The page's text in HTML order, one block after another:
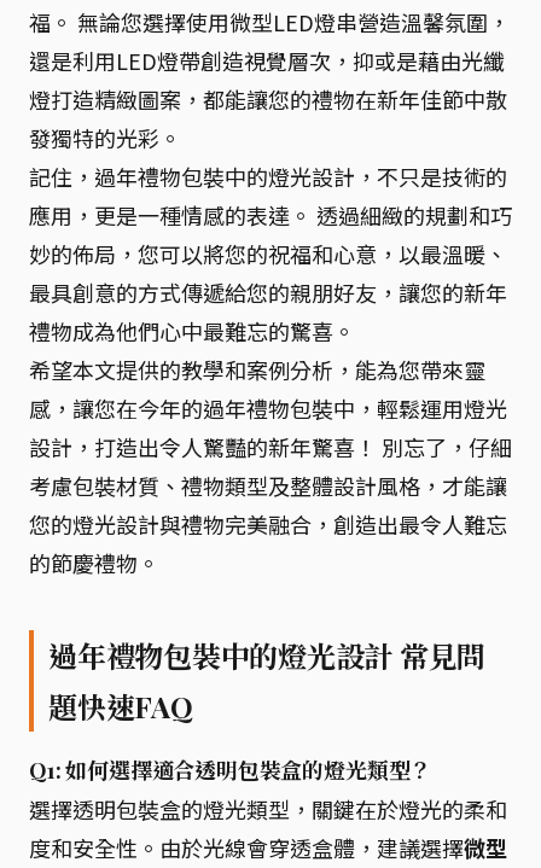
福。 無論您選擇使用微型LED燈串營造溫馨氛圍，
還是利用LED燈帶創造視覺層次，抑或是藉由光纖
燈打造精緻圖案，都能讓您的禮物在新年佳節中散
發獨特的光彩。
記住，過年禮物包裝中的燈光設計，不只是技術的
應用，更是一種情感的表達。 透過細緻的規劃和巧
妙的佈局，您可以將您的祝福和心意，以最溫暖、
最具創意的方式傳遞給您的親朋好友，讓您的新年
禮物成為他們心中最難忘的驚喜。
希望本文提供的教學和案例分析，能為您帶來靈
感，讓您在今年的過年禮物包裝中，輕鬆運用燈光
設計，打造出令人驚豔的新年驚喜！ 別忘了，仔細
考慮包裝材質、禮物類型及整體設計風格，才能讓
您的燈光設計與禮物完美融合，創造出最令人難忘
的節慶禮物。
過年禮物包裝中的燈光設計 常見問
題快速FAQ
Q1: 如何選擇適合透明包裝盒的燈光類型？
選擇透明包裝盒的燈光類型，關鍵在於燈光的柔和
度和安全性。由於光線會穿透盒體，建議選擇微型